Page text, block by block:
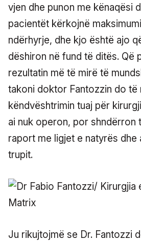
vjen dhe punon me kënaqësi
pacientët kërkojnë
ndërhyrje, dhe kjo është ajo
dëshiron në fund të ditës. Që
rezultatin më të mirë të
takoni doktor Fantozzin do të
këndvështrimin tuaj për
ai nuk operon, por shndërron
raport me ligjet e natyrës dhe
trupit.
Ju rikujtojmë se Dr. Fantozzi